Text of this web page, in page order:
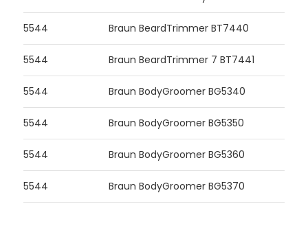
5544 Braun BeardTrimmer BT7440
5544 Braun BeardTrimmer 7 BT7441
5544 Braun BodyGroomer BG5340
5544 Braun BodyGroomer BG5350
5544 Braun BodyGroomer BG5360
5544 Braun BodyGroomer BG5370